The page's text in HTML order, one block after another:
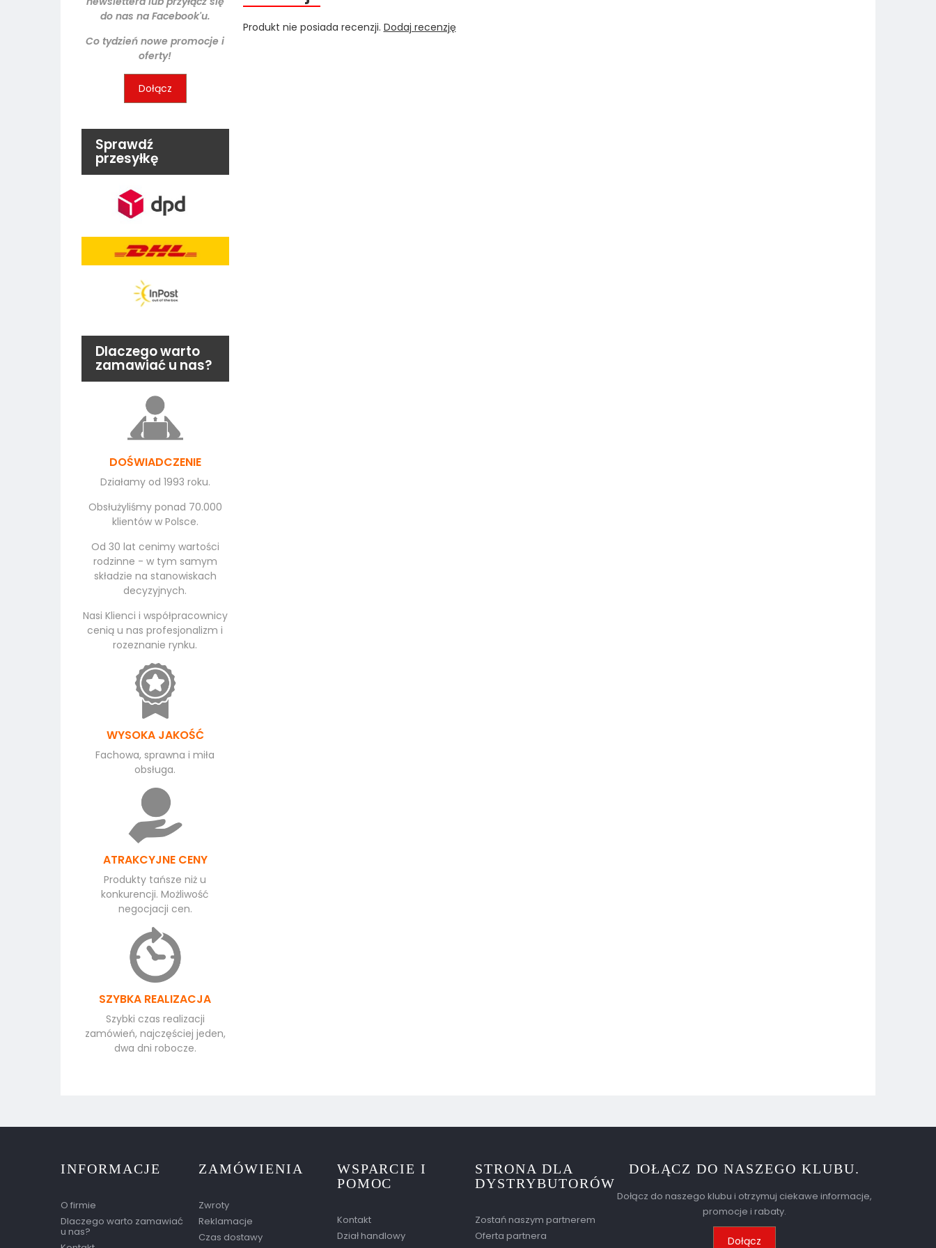
Produkt nie posiada recenzji. Dodaj recenzję
do nas na Facebook'u.
Co tydzień nowe promocje i
oferty!
Dołącz
Sprawdź
przesyłkę
Dlaczego warto
zamawiać u nas?
DOŚWIADCZENIE
Działamy od 1993 roku.
Obsłużyliśmy ponad 70.000
klientów w Polsce.
Od 30 lat cenimy wartości
rodzinne - w tym samym
składzie na stanowiskach
decyzyjnych.
Nasi Klienci i współpracownicy
cenią u nas profesjonalizm i
rozeznanie rynku.
WYSOKA JAKOŚĆ
Fachowa, sprawna i miła
obsługa.
ATRAKCYJNE CENY
Produkty tańsze niż u
konkurencji. Możliwość
negocjacji cen.
SZYBKA REALIZACJA
Szybki czas realizacji
zamówień, najczęściej jeden,
dwa dni robocze.
INFORMACJE
O firmie
Dlaczego warto zamawiać
u nas?
ZAMÓWIENIA
Zwroty
Reklamacje
Czas dostawy
WSPARCIE I
POMOC
Kontakt
Dział handlowy
STRONA DLA
DYSTRYBUTORÓW
Zostań naszym partnerem
Oferta partnera
DOŁĄCZ DO NASZEGO KLUBU.
Dołącz do naszego klubu i otrzymuj ciekawe informacje,
promocje i rabaty.
Dołącz